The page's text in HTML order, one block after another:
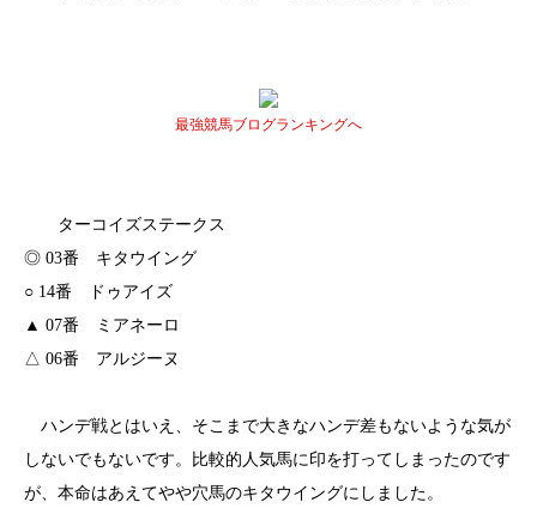
最強競馬ブログランキングへ
ターコイズステークス
◎ 03番 キタウイング
○ 14番 ドゥアイズ
▲ 07番 ミアネーロ
△ 06番 アルジーヌ
ハンデ戦とはいえ、そこまで大きなハンデ差もないような気が
しないでもないです。比較的人気馬に印を打ってしまったのです
が、本命はあえてやや穴馬のキタウイングにしました。